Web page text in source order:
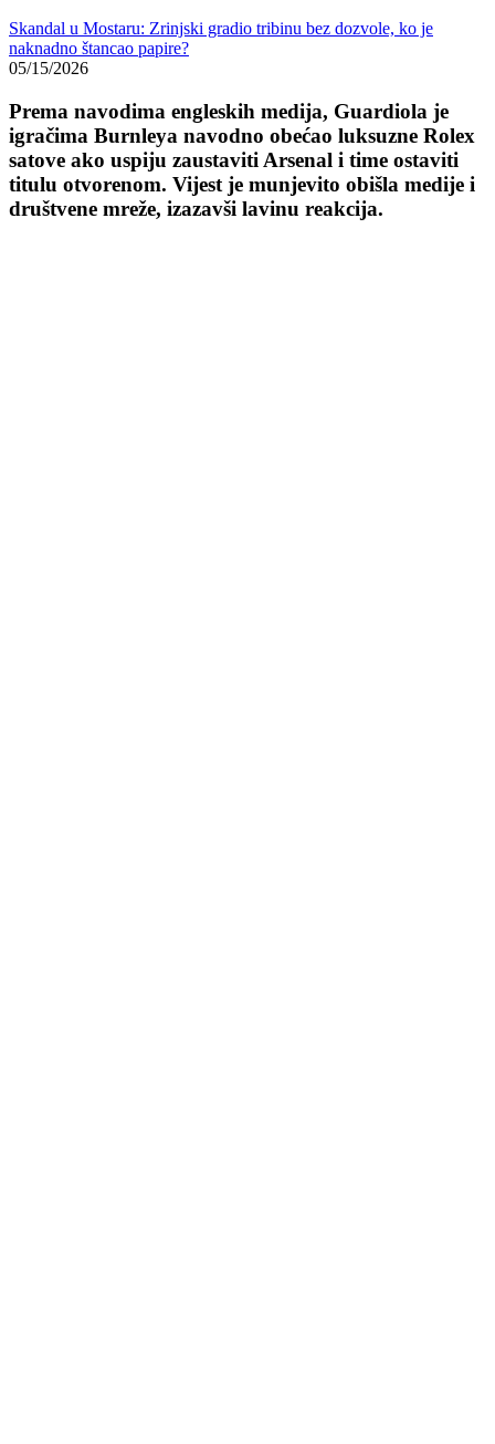
Skandal u Mostaru: Zrinjski gradio tribinu bez dozvole, ko je
naknadno štancao papire?
05/15/2026
Prema navodima engleskih medija, Guardiola je
igračima Burnleya navodno obećao luksuzne Rolex
satove ako uspiju zaustaviti Arsenal i time ostaviti
titulu otvorenom. Vijest je munjevito obišla medije i
društvene mreže, izazavši lavinu reakcija.